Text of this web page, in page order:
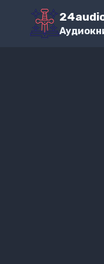
Перейти
содержимому